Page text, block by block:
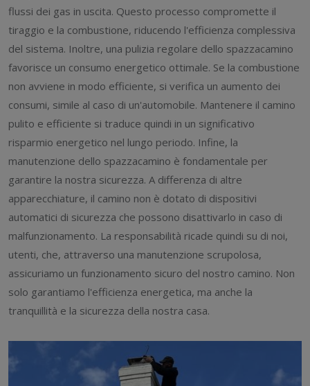
flussi dei gas in uscita. Questo processo compromette il
tiraggio e la combustione, riducendo l'efficienza complessiva
del sistema. Inoltre, una pulizia regolare dello spazzacamino
favorisce un consumo energetico ottimale. Se la combustione
non avviene in modo efficiente, si verifica un aumento dei
consumi, simile al caso di un'automobile. Mantenere il camino
pulito e efficiente si traduce quindi in un significativo
risparmio energetico nel lungo periodo. Infine, la
manutenzione dello spazzacamino è fondamentale per
garantire la nostra sicurezza. A differenza di altre
apparecchiature, il camino non è dotato di dispositivi
automatici di sicurezza che possono disattivarlo in caso di
malfunzionamento. La responsabilità ricade quindi su di noi,
utenti, che, attraverso una manutenzione scrupolosa,
assicuriamo un funzionamento sicuro del nostro camino. Non
solo garantiamo l'efficienza energetica, ma anche la
tranquillità e la sicurezza della nostra casa.